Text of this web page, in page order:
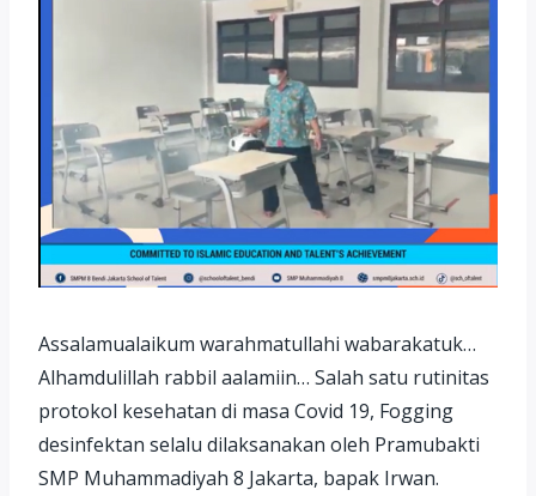
Assalamualaikum warahmatullahi wabarakatuk…
Alhamdulillah rabbil aalamiin… Salah satu rutinitas
protokol kesehatan di masa Covid 19, Fogging
desinfektan selalu dilaksanakan oleh Pramubakti
SMP Muhammadiyah 8 Jakarta, bapak Irwan.